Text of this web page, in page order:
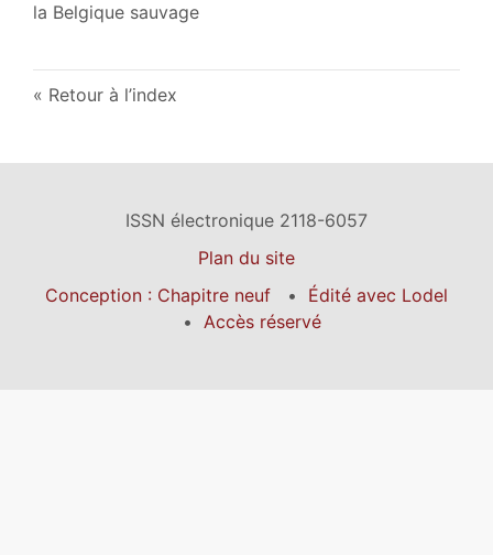
la Belgique sauvage
Retour à l’index
ISSN électronique 2118-6057
Plan du site
Conception : Chapitre neuf
Édité avec Lodel
Accès réservé